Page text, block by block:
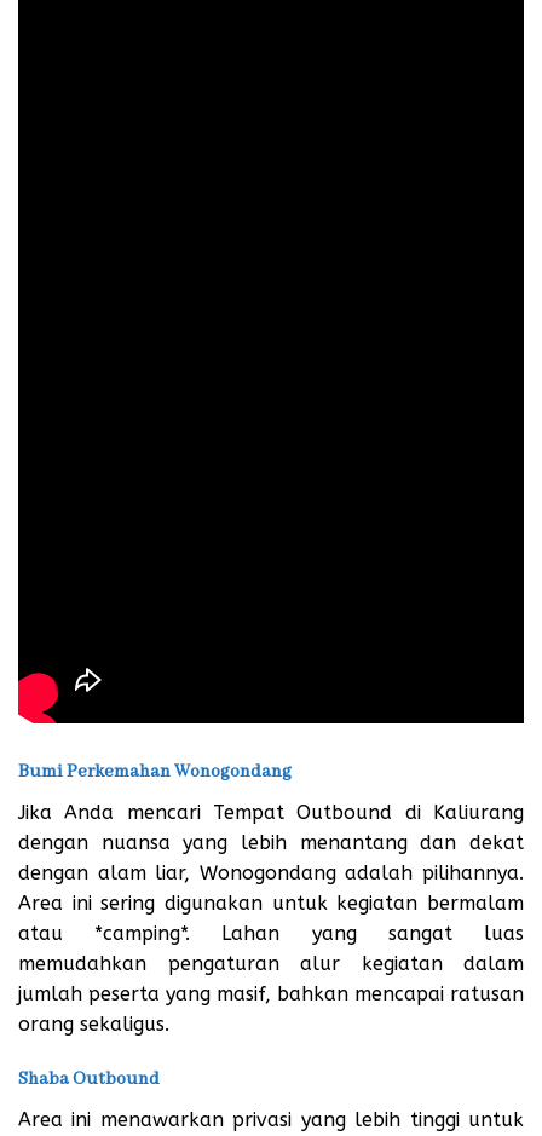
Bumi Perkemahan Wonogondang
Jika Anda mencari Tempat Outbound di Kaliurang
dengan nuansa yang lebih menantang dan dekat
dengan alam liar, Wonogondang adalah pilihannya.
Area ini sering digunakan untuk kegiatan bermalam
atau *camping*. Lahan yang sangat luas
memudahkan pengaturan alur kegiatan dalam
jumlah peserta yang masif, bahkan mencapai ratusan
orang sekaligus.
Shaba Outbound
Area ini menawarkan privasi yang lebih tinggi untuk